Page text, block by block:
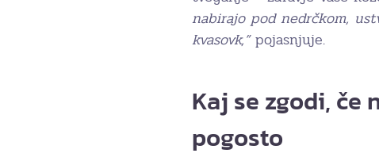
nabirajo pod nedrčkom,
kvasovk,”pojasnjuje.
Kaj se zgodi, če
pogosto